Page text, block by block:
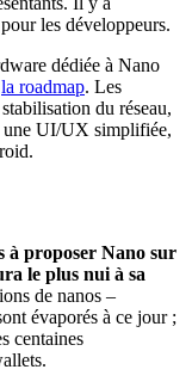
les développeurs.
dédiée à Nano
la roadmap. Les
du réseau,
une UI/UX simplifiée,
à proposer Nano sur
le plus nui à sa
de nanos –
évaporés à ce jour ;
centaines